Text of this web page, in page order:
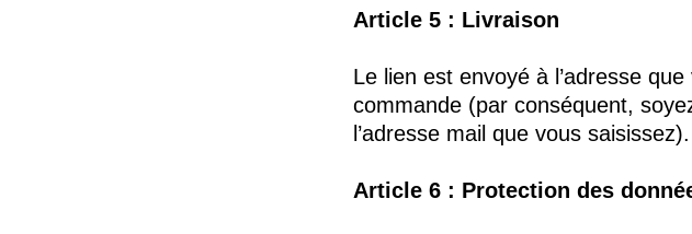
Article 5 : Livraison
Le lien est envoyé à l’adresse
commande (par conséquent,
l’adresse mail que vous saisissez).
Article 6 : Protection des